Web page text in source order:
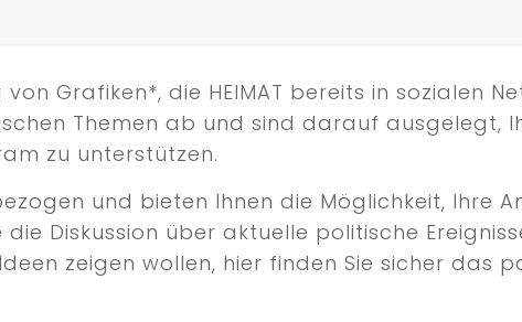
Grafiken*, die HEIMAT bereits in sozialen
Themen ab und sind darauf ausgelegt,
zu unterstützen.
und bieten Ihnen die Möglichkeit, Ihre
die Diskussion über aktuelle politische
zeigen wollen, hier finden Sie sicher das